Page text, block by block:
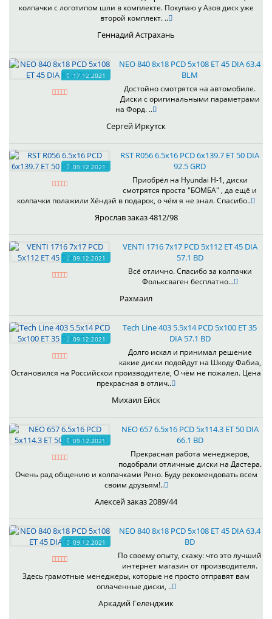
колпачки с логотипом шли в комплекте. Покупаю у Азов диск уже
второй комплект. ..
Геннадий Астрахань
17.12.2021
NEO 840 8x18 PCD 5x108 ET 45 DIA 63.4
BLM
Достойно смотрятся на автомобиле.
Диски с оригинальными параметрами
на Форд. ..
Сергей Иркутск
09.12.2021
RST R056 6.5x16 PCD 6x139.7 ET 50 DIA
92.5 GRD
Приобрёл на Hyundai H-1, диски
смотрятся проста "БОМБА" , да ещё и
колпачки полажили Хёндэй в подарок, о чём я не знал. Спасибо..
Ярослав заказ 4812/98
09.12.2021
VENTI 1716 7x17 PCD 5x112 ET 45 DIA
57.1 BD
Всё отлично. Спасибо за колпачки
Фольксваген бесплатно...
Рахмаил
09.12.2021
Tech Line 403 5.5x14 PCD 5x100 ET 35
DIA 57.1 BD
Долго искал и принимал решение
какие диски подойдут на Шкоду Фабиа,
Остановился на Российскои производителе, О чём не пожалел. Цена
прекрасная в отлич..
Михаил Ейск
09.12.2021
NEO 657 6.5x16 PCD 5x114.3 ET 50 DIA
66.1 BD
Прекрасная работа менеджеров,
подобрали отличные диски на Дастера.
Очень рад общению и колпачками Рено. Буду рекомендовать всем
своим друзьям!..
Алексей заказ 2089/44
09.12.2021
NEO 840 8x18 PCD 5x108 ET 45 DIA 63.4
BD
По своему опыту, скажу: что это лучший
интернет магазин от производителя.
Здесь грамотные менеджеры, которые не просто отправят вам
оплаченные диски, ..
Аркадий Геленджик